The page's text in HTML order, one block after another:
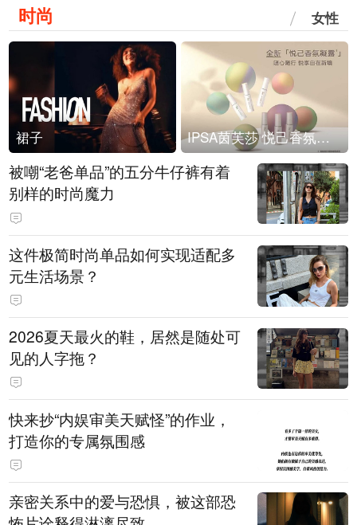
时尚 女性
裙子 IPSA茵芙莎 悦己香氛凝露上市
被嘲“老爸单品”的五分牛仔裤有着
别样的时尚魔力
这件极简时尚单品如何实现适配多
元生活场景？
2026夏天最火的鞋，居然是随处可
见的人字拖？
快来抄“内娱审美天赋怪”的作业，
打造你的专属氛围感
亲密关系中的爱与恐惧，被这部恐